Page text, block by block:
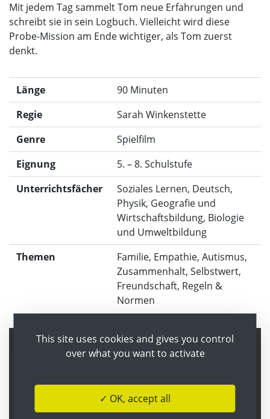
Mit jedem Tag sammelt Tom neue Erfahrungen und
schreibt sie in sein Logbuch. Vielleicht wird diese
Probe-Mission am Ende wichtiger, als Tom zuerst
denkt.
Länge
90 Minuten
Regie
Sarah Winkenstette
Genre
Spielfilm
Eignung
5. – 8. Schulstufe
Unterrichtsfächer
Soziales Lernen, Deutsch,
Physik, Geografie und
Wirtschaftsbildung, Biologie
und Umweltbildung
Themen
Familie, Empathie, Autismus,
Zusammenhalt, Selbstwert,
Freundschaft, Regeln &
Normen
YouTube is disabled. ✓ Allow
This site uses cookies and gives you control
over what you want to activate
✓ OK, accept all